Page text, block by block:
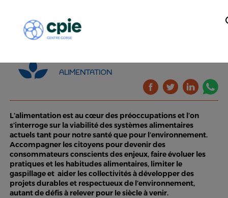
ALIMENTATION
L’alimentation est au cœur des préoccupations et l’on
s’interroge sur la viabilité des systèmes alimentaires
actuels tant pour notre santé que pour l’environnement.
Accompagner les citoyens pour devenir des
consommateurs conscients des enjeux, faire évoluer les
pratiques et les habitudes alimentaires, limiter le
gaspillage et aider les collectivités à développer des
projets durables et respectueux de l’environnement,
autant de défis à relever pour le siècle à venir.